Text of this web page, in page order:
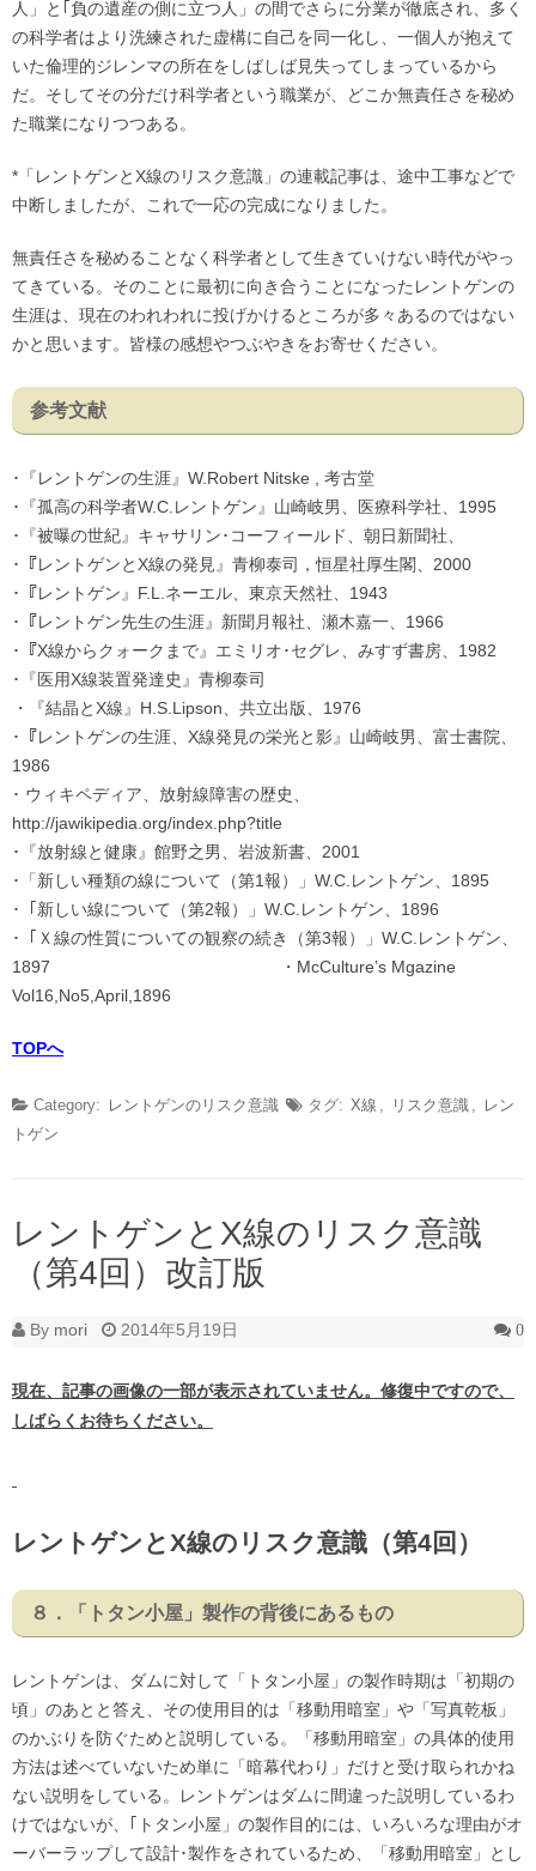
人」と｢負の遺産の側に立つ人」の間でさらに分業が徹底され、多く
の科学者はより洗練された虚構に自己を同一化し、一個人が抱えて
いた倫理的ジレンマの所在をしばしば見失ってしまっているから
だ。そしてその分だけ科学者という職業が、どこか無責任さを秘め
た職業になりつつある。
*「レントゲンとX線のリスク意識」の連載記事は、途中工事などで
中断しましたが、これで一応の完成になりました。
無責任さを秘めることなく科学者として生きていけない時代がやっ
てきている。そのことに最初に向き合うことになったレントゲンの
生涯は、現在のわれわれに投げかけるところが多々あるのではない
かと思います。皆様の感想やつぶやきをお寄せください。
参考文献
･『レントゲンの生涯』W.Robert Nitske , 考古堂
･『孤高の科学者W.C.レントゲン』山崎岐男、医療科学社、1995
･『被曝の世紀』キャサリン･コーフィールド、朝日新聞社、
･『レントゲンとX線の発見』青柳泰司，恒星社厚生閣、2000
･『レントゲン』F.L.ネーエル、東京天然社、1943
･『レントゲン先生の生涯』新聞月報社、瀬木嘉一、1966
･『X線からクォークまで』エミリオ･セグレ、みすず書房、1982
･『医用X線装置発達史』青柳泰司
・『結晶とX線』H.S.Lipson、共立出版、1976
･『レントゲンの生涯、X線発見の栄光と影』山崎岐男、富士書院、
1986
･ ウィキペディア、放射線障害の歴史、
http://jawikipedia.org/index.php?title
･『放射線と健康』館野之男、岩波新書、2001
･「新しい種類の線について（第1報）」W.C.レントゲン、1895
･「新しい線について（第2報）」W.C.レントゲン、1896
･「Ｘ線の性質についての観察の続き（第3報）」W.C.レントゲン、
1897 ・McCulture’s Mgazine
Vol16,No5,April,1896
TOPへ
Category: レントゲンのリスク意識 タグ: X線 , リスク意識 , レン
トゲン
レントゲンとX線のリスク意識
（第4回）改訂版
By mori 2014年5月19日 0
現在、記事の画像の一部が表示されていません。修復中ですので、
しばらくお待ちください。
レントゲンとX線のリスク意識（第4回）
８．「トタン小屋」製作の背後にあるもの
レントゲンは、ダムに対して「トタン小屋」の製作時期は「初期の
頃」のあとと答え、その使用目的は「移動用暗室」や「写真乾板」
のかぶりを防ぐためと説明している。「移動用暗室」の具体的使用
方法は述べていないため単に「暗幕代わり」だけと受け取られかね
ない説明をしている。レントゲンはダムに間違った説明しているわ
けではないが、｢トタン小屋」の製作目的には、いろいろな理由がオ
ーバーラップして設計･製作をされているため、「移動用暗室」とし